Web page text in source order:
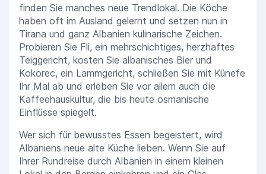
finden Sie manches neue Trendlokal. Die Köche
haben oft im Ausland gelernt und setzen nun in
Tirana und ganz Albanien kulinarische Zeichen.
Probieren Sie Fli, ein mehrschichtiges, herzhaftes
Teiggericht, kosten Sie albanisches Bier und
Kokorec, ein Lammgericht, schließen Sie mit Künefe
Ihr Mal ab und erleben Sie vor allem auch die
Kaffeehauskultur, die bis heute osmanische
Einflüsse spiegelt.
Wer sich für bewusstes Essen begeistert, wird
Albaniens neue alte Küche lieben. Wenn Sie auf
Ihrer Rundreise durch Albanien in einem kleinen